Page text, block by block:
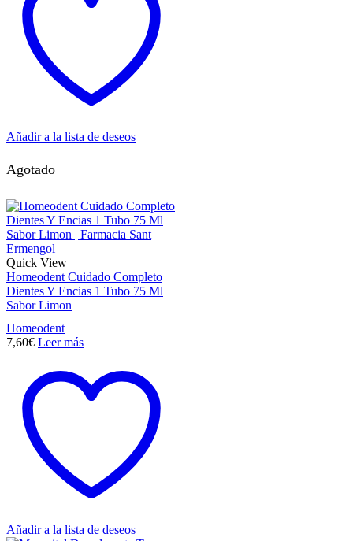
Añadir a la lista de deseos
Agotado
Quick View
Homeodent Cuidado Completo
Dientes Y Encias 1 Tubo 75 Ml
Sabor Limon
Homeodent
7,60€ Leer más
Añadir a la lista de deseos